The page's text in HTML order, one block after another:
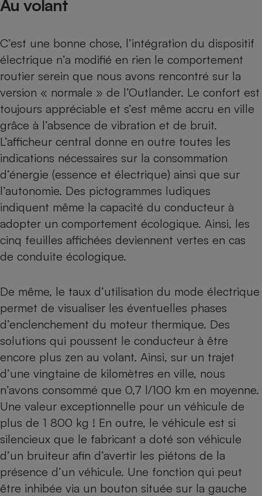
Au volant
C’est une bonne chose, l’intégration du dispositif
électrique n’a modifié en rien le comportement
routier serein que nous avons rencontré sur la
version « normale » de l’Outlander. Le confort est
toujours appréciable et s’est même accru en ville
grâce à l’absence de vibration et de bruit.
L’afficheur central donne en outre toutes les
indications nécessaires sur la consommation
d’énergie (essence et électrique) ainsi que sur
l’autonomie. Des pictogrammes ludiques
indiquent même la capacité du conducteur à
adopter un comportement écologique. Ainsi, les
cinq feuilles affichées deviennent vertes en cas
de conduite écologique.
De même, le taux d’utilisation du mode électrique
permet de visualiser les éventuelles phases
d’enclenchement du moteur thermique. Des
solutions qui poussent le conducteur à être
encore plus zen au volant. Ainsi, sur un trajet
d’une vingtaine de kilomètres en ville, nous
n’avons consommé que 0,7 l/100 km en moyenne.
Une valeur exceptionnelle pour un véhicule de
plus de 1 800 kg ! En outre, le véhicule est si
silencieux que le fabricant a doté son véhicule
d’un bruiteur afin d’avertir les piétons de la
présence d’un véhicule. Une fonction qui peut
être inhibée via un bouton située sur la gauche